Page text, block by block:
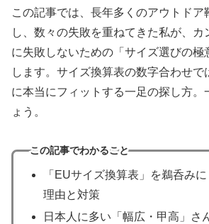
この記事では、長年多くのアウトドア
し、数々の失敗を重ねてきた私が、
に失敗しないための「サイズ選びの極
します。サイズ換算表の数字合わせで
に本当にフィットする一足の探し方。
ょう。
この記事でわかること
「EUサイズ換算表」を鵜呑み
理由と対策
日本人に多い「幅広・甲高」さ